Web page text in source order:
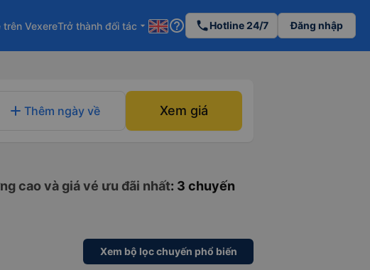
trên VexereTrở thành đối tác arrow_drop_down help_outline phoneHotline 24/7 Đăng nhập
add Thêm ngày về Xem giá
cao và giá vé ưu đãi nhất: 3 chuyến
Xem bộ lọc chuyến phổ biến